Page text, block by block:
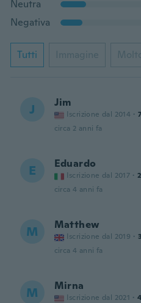
Neutra
Negativa
Tutti Immagine
J Jim
Iscrizione dal 2014 ·
circa 2 anni fa
E Eduardo
Iscrizione dal 2017 ·
circa 4 anni fa
M Matthew
Iscrizione dal 2019 · 3
circa 4 anni fa
M Mirna
Iscrizione dal 2021 ·